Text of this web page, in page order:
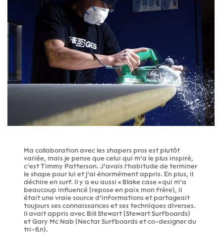
Ma collaboration avec les shapers pros est plutôt
variée, mais je pense que celui qui m’a le plus inspiré,
c’est Timmy Patterson. J’avais l’habitude de terminer
le shape pour lui et j’ai énormément appris. En plus, il
déchire en surf. Il y a eu aussi « Blake case » qui m’a
beaucoup influencé (repose en paix mon frère), il
était une vraie source d’informations et partageait
toujours ses connaissances et ses techniques diverses.
Il avait appris avec Bill Stewart (Stewart Surfboards)
et Gary Mc Nab (Nectar Surfboards et co-designer du
tri-fin).